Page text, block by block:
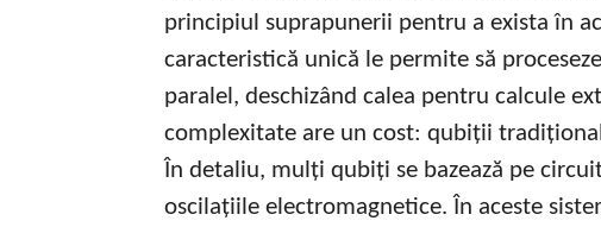
principiul suprapunerii pentru a exista în
caracteristică unică le permite să
paralel, deschizând calea pentru calcule
complexitate are un cost: qubiții
În detaliu, mulți qubiți se bazează pe
oscilațiile electromagnetice. În aceste